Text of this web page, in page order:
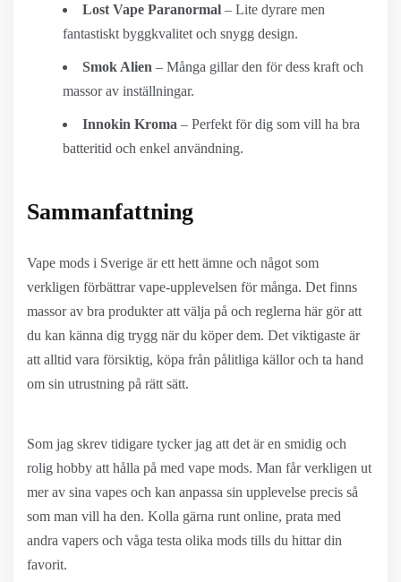
Lost Vape Paranormal – Lite dyrare men
fantastiskt byggkvalitet och snygg design.
Smok Alien – Många gillar den för dess kraft och
massor av inställningar.
Innokin Kroma – Perfekt för dig som vill ha bra
batteritid och enkel användning.
Sammanfattning
Vape mods i Sverige är ett hett ämne och något som
verkligen förbättrar vape-upplevelsen för många. Det finns
massor av bra produkter att välja på och reglerna här gör att
du kan känna dig trygg när du köper dem. Det viktigaste är
att alltid vara försiktig, köpa från pålitliga källor och ta hand
om sin utrustning på rätt sätt.
Som jag skrev tidigare tycker jag att det är en smidig och
rolig hobby att hålla på med vape mods. Man får verkligen ut
mer av sina vapes och kan anpassa sin upplevelse precis så
som man vill ha den. Kolla gärna runt online, prata med
andra vapers och våga testa olika mods tills du hittar din
favorit.